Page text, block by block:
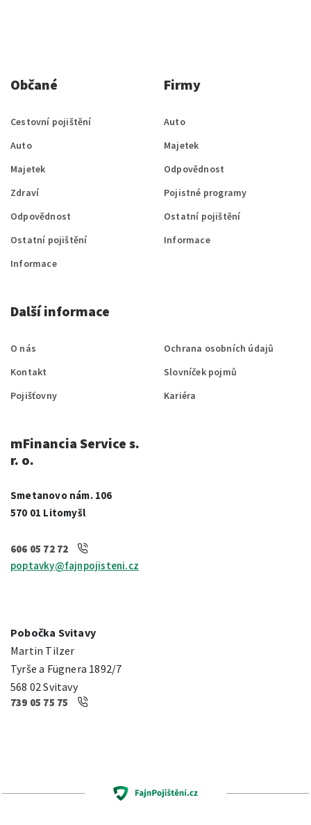
Občané
Cestovní pojištění
Auto
Majetek
Zdraví
Odpovědnost
Ostatní pojištění
Informace
Firmy
Auto
Majetek
Odpovědnost
Pojistné programy
Ostatní pojištění
Informace
Další informace
O nás
Kontakt
Pojišťovny
Ochrana osobních údajů
Slovníček pojmů
Kariéra
mFinancia Service s.
r. o.
Smetanovo nám. 106
570 01 Litomyšl
606 05 72 72
poptavky@fajnpojisteni.cz
Pobočka Svitavy
Martin Tilzer
Tyrše a Fügnera 1892/7
568 02 Svitavy
739 05 75 75